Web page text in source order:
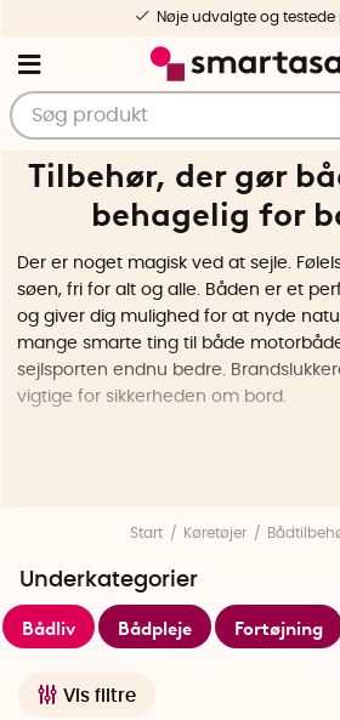
Gratis forsendelse fra
Tilbehør, der gør
behagelig for
Der er noget magisk ved at sejle.
søen, fri for alt og alle. Båden er et
og giver dig mulighed for at nyde
mange smarte ting til både
sejlsporten endnu bedre.
vigtige for sikkerheden om bord.
sjovt. Magnetiske drikkeglas og
stykker. Stormsikre tøjklemmer sikrer,
SmartaSaker byder på mange
livet på søen nemmere, find din
Start Køretøjer
Vis filtre
Underkategorier
Bådliv Bådpleje Fortøjning